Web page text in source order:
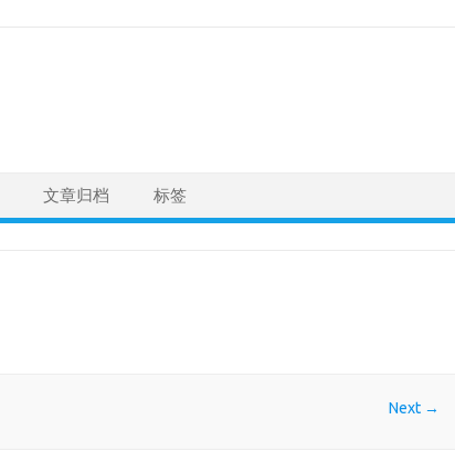
文章归档 标签
Next →